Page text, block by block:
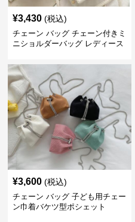
¥3,430 (税込)
チェーン バッグ チェーン付きミ
ニショルダーバッグ レディース
¥3,600 (税込)
チェーン バッグ 子ども用チェー
ン巾着バケツ型ポシェット